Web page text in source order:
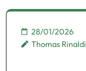
28/01/2026
Thomas Rinaldi